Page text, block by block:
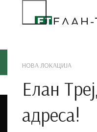
НОВА ЛОКАЦИЈА
Елан
адреса!